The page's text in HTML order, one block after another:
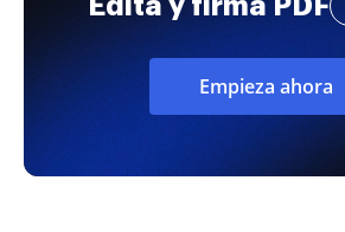
Empieza ahora